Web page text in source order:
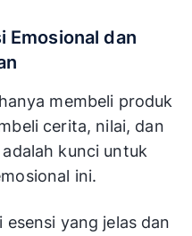
Emosional dan
membeli produk
cerita, nilai, dan
kunci untuk
ini.
yang jelas dan